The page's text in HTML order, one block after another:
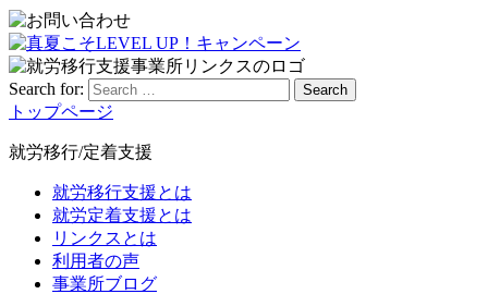
Search for: Search
トップページ
就労移行/定着支援
就労移行支援とは
就労定着支援とは
リンクスとは
利用者の声
事業所ブログ